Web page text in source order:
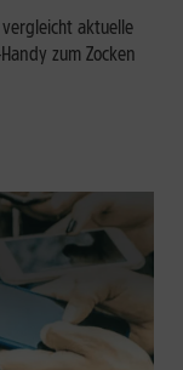
aktuelle
zum Zocken